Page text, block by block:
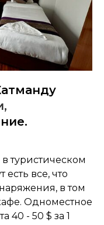
туристическом
есть все, что
в том
Одноместное
40 - 50 $ за 1